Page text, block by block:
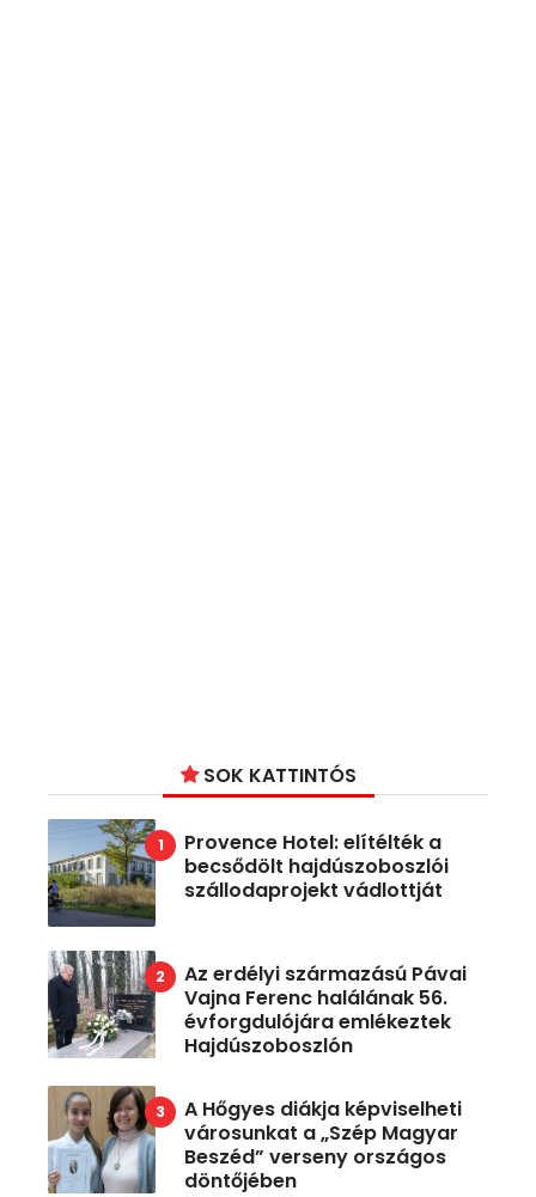
SOK KATTINTÓS
Provence Hotel: elítélték a
becsődölt hajdúszoboszlói
szállodaprojekt vádlottját
Az erdélyi származású Pávai
Vajna Ferenc halálának 56.
évforgdulójára emlékeztek
Hajdúszoboszlón
A Hőgyes diákja képviselheti
városunkat a „Szép Magyar
Beszéd” verseny országos
döntőjében